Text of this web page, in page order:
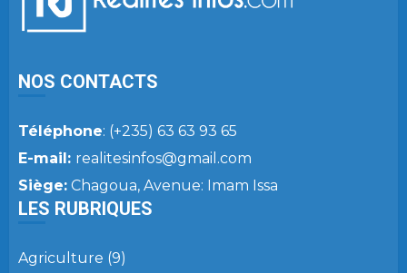
NOS CONTACTS
Téléphone: (+235) 63 63 93 65
E-mail: realitesinfos@gmail.com
Siège: Chagoua, Avenue: Imam Issa
LES RUBRIQUES
Agriculture (9)